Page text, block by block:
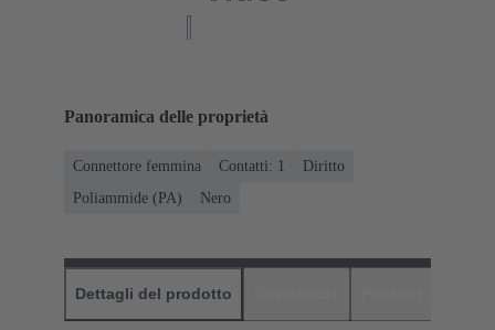
Panoramica delle proprietà
Connettore femmina Contatti: 1
Diritto
Poliammide (PA)
Nero
Dettagli del prodotto